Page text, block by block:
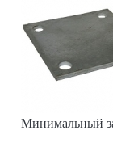
Минимальный